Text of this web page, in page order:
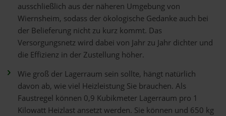
ausschließlich aus der näheren Umgebung von
Wiernsheim, sodass der ökologische Gedanke auch bei
der Belieferung nicht zu kurz kommt. Das
Versorgungsnetz wird dabei von Jahr zu Jahr dichter und
die Effizienz in der Zustellung höher.
Wie groß der Lagerraum sein sollte, hängt natürlich
davon ab, wie viel Heizleistung Sie brauchen. Als
Faustregel können 0,9 Kubikmeter Lagerraum pro 1
Kilowatt Heizlast ansetzt werden. Sie können und 650 kg